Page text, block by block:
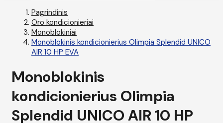
Pagrindinis
Oro kondicionieriai
Monoblokiniai
Monoblokinis kondicionierius Olimpia Splendid UNICO
AIR 10 HP EVA
Monoblokinis
kondicionierius Olimpia
Splendid UNICO AIR 10 HP